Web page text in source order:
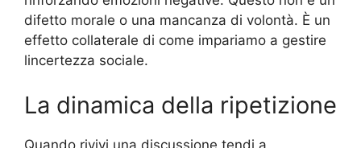
difetto morale o una mancanza di volontà. È un
effetto collaterale di come impariamo a gestire
lincertezza sociale.
La dinamica della ripetizione
Quando rivivi una discussione tendi a